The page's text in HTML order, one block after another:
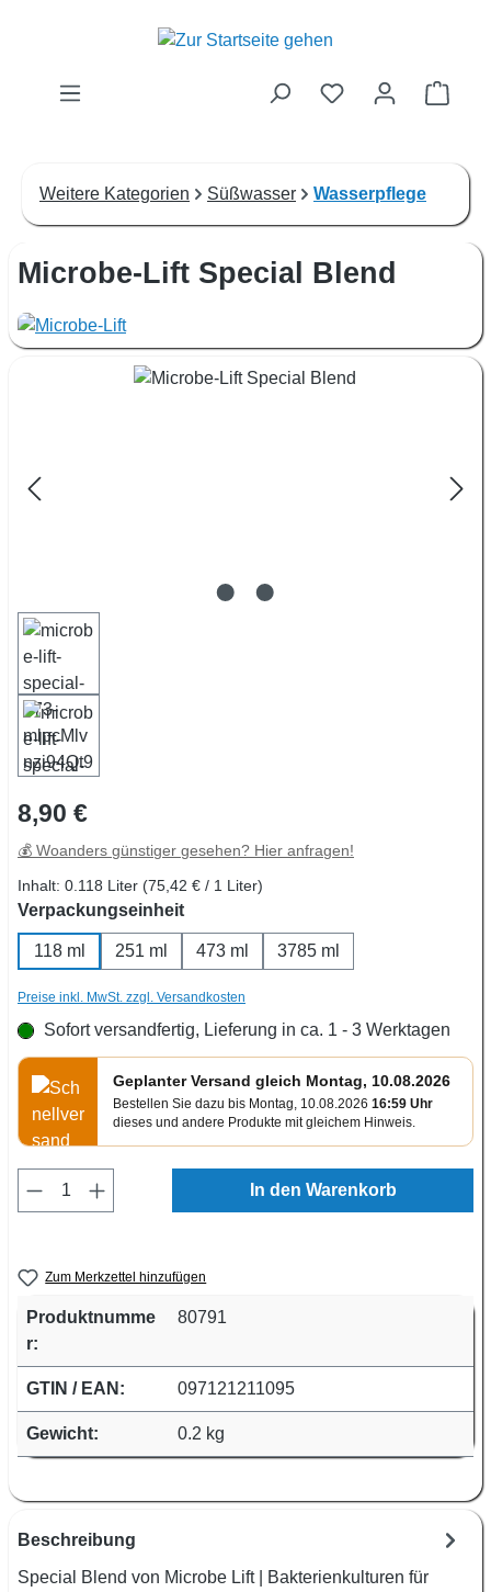
Zum Hauptinhalt springen
Weitere Kategorien Süßwasser Wasserpflege
Microbe-Lift Special Blend
Bildergalerie überspringen
Regulärer Preis:
8,90 €
💰 Woanders günstiger gesehen? Hier anfragen!
Inhalt: 0.118 Liter (75,42 € / 1 Liter)
Preise inkl. MwSt. zzgl. Versandkosten
Sofort versandfertig, Lieferung in ca. 1 - 3 Werktagen
Geplanter Versand gleich Montag, 10.08.2026
Bestellen Sie dazu bis Montag, 10.08.2026 16:59 Uhr
dieses und andere Produkte mit gleichem Hinweis.
Verpackungseinheitauswählen
118 ml 251 ml 473 ml 3785 ml
Produkt Anzahl: Gib den gewünschten
In den Warenkorb
Zum Merkzettel hinzufügen
Produktnumme
r:
80791
GTIN / EAN: 097121211095
Gewicht: 0.2 kg
Beschreibung
Special Blend von Microbe Lift | Bakterienkulturen für